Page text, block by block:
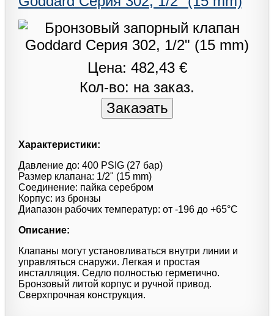
Цена: 482,43 €
Кол-во: на заказ.
Характеристики:
Давление до: 400 PSIG (27 бар)
Размер клапана: 1/2" (15 mm)
Соединение: пайка серебром
Корпус: из бронзы
Диапазон рабочих температур: от -196 до +65°С
Описание:
Клапаны могут установливаться внутри линии и
управляться снаружи. Легкая и простая
инсталляция. Седло полностью герметично.
Бронзовый литой корпус и ручной привод.
Сверхпрочная конструкция.